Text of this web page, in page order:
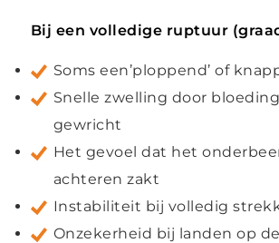
Bij een volledige ruptuur
Soms een’ploppend’ of
Snelle zwelling door
gewricht
Het gevoel dat het
achteren zakt
Instabiliteit bij volledig
Onzekerheid bij landen op